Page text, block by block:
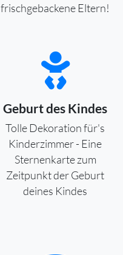
frischgebackene Eltern!
Geburt des Kindes
Tolle Dekoration für's
Kinderzimmer - Eine
Sternenkarte zum
Zeitpunkt der Geburt
deines Kindes